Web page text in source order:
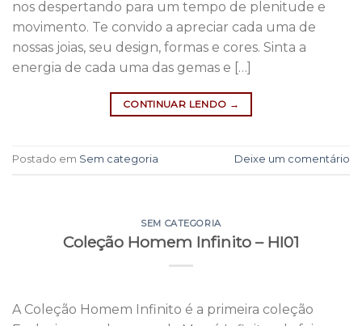
nos despertando para um tempo de plenitude e
movimento. Te convido a apreciar cada uma de
nossas joias, seu design, formas e cores. Sinta a
energia de cada uma das gemas e […]
CONTINUAR LENDO →
Postado em Sem categoria Deixe um comentário
SEM CATEGORIA
Coleção Homem Infinito – HI01
A Coleção Homem Infinito é a primeira coleção